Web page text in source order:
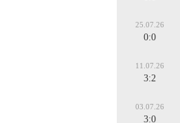
25.07.26
0:0
11.07.26
3:2
03.07.26
3:0